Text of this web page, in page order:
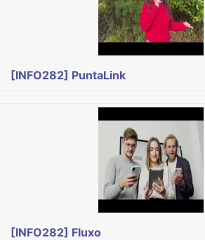
[INFO282] PuntaLink
[INFO282] Fluxo